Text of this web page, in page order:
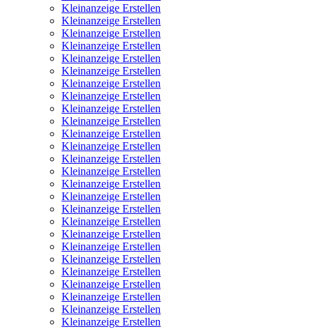
Kleinanzeige Erstellen
Kleinanzeige Erstellen
Kleinanzeige Erstellen
Kleinanzeige Erstellen
Kleinanzeige Erstellen
Kleinanzeige Erstellen
Kleinanzeige Erstellen
Kleinanzeige Erstellen
Kleinanzeige Erstellen
Kleinanzeige Erstellen
Kleinanzeige Erstellen
Kleinanzeige Erstellen
Kleinanzeige Erstellen
Kleinanzeige Erstellen
Kleinanzeige Erstellen
Kleinanzeige Erstellen
Kleinanzeige Erstellen
Kleinanzeige Erstellen
Kleinanzeige Erstellen
Kleinanzeige Erstellen
Kleinanzeige Erstellen
Kleinanzeige Erstellen
Kleinanzeige Erstellen
Kleinanzeige Erstellen
Kleinanzeige Erstellen
Kleinanzeige Erstellen